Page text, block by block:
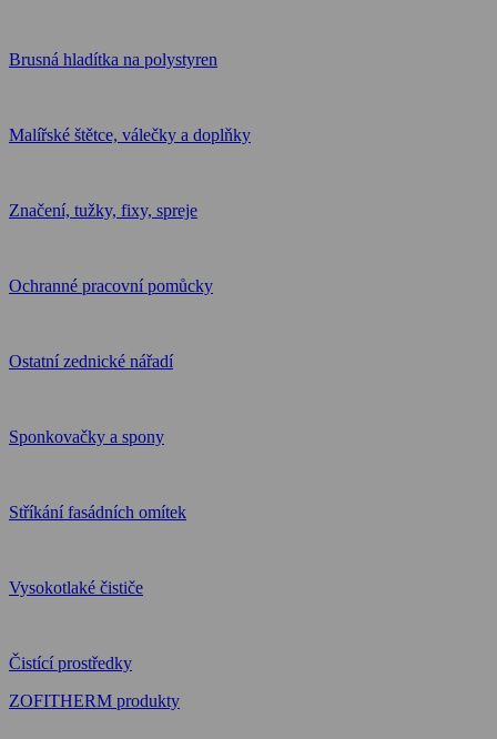
Brusná hladítka na polystyren
Malířské štětce, válečky a doplňky
Značení, tužky, fixy, spreje
Ochranné pracovní pomůcky
Ostatní zednické nářadí
Sponkovačky a spony
Stříkání fasádních omítek
Vysokotlaké čističe
Čistící prostředky
ZOFITHERM produkty